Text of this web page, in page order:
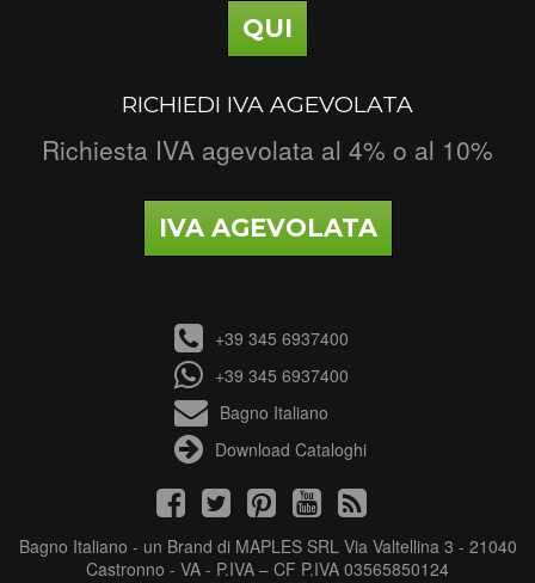
QUI
RICHIEDI IVA AGEVOLATA
Richiesta IVA agevolata al 4% o al 10%
IVA AGEVOLATA
+39 345 6937400
+39 345 6937400
Bagno Italiano
Download Cataloghi
Bagno Italiano - un Brand di MAPLES SRL Via Valtellina 3 - 21040
Castronno - VA - P.IVA – CF P.IVA 03565850124